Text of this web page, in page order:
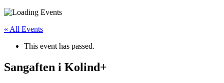
« All Events
This event has passed.
Sangaften i Kolind+